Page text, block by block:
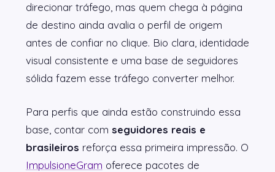
direcionar tráfego, mas quem chega à página
de destino ainda avalia o perfil de origem
antes de confiar no clique. Bio clara, identidade
visual consistente e uma base de seguidores
sólida fazem esse tráfego converter melhor.
Para perfis que ainda estão construindo essa
base, contar com seguidores reais e
brasileiros reforça essa primeira impressão. O
ImpulsioneGram oferece pacotes de